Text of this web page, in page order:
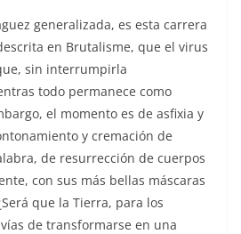
generalizada, es esta carrera
en Brutalisme, que el virus
sin interrumpirla
todo permanece como
el momento es de asfixia y
y cremación de
de resurrección de cuerpos
con sus más bellas máscaras
que la Tierra, para los
de transformarse en una